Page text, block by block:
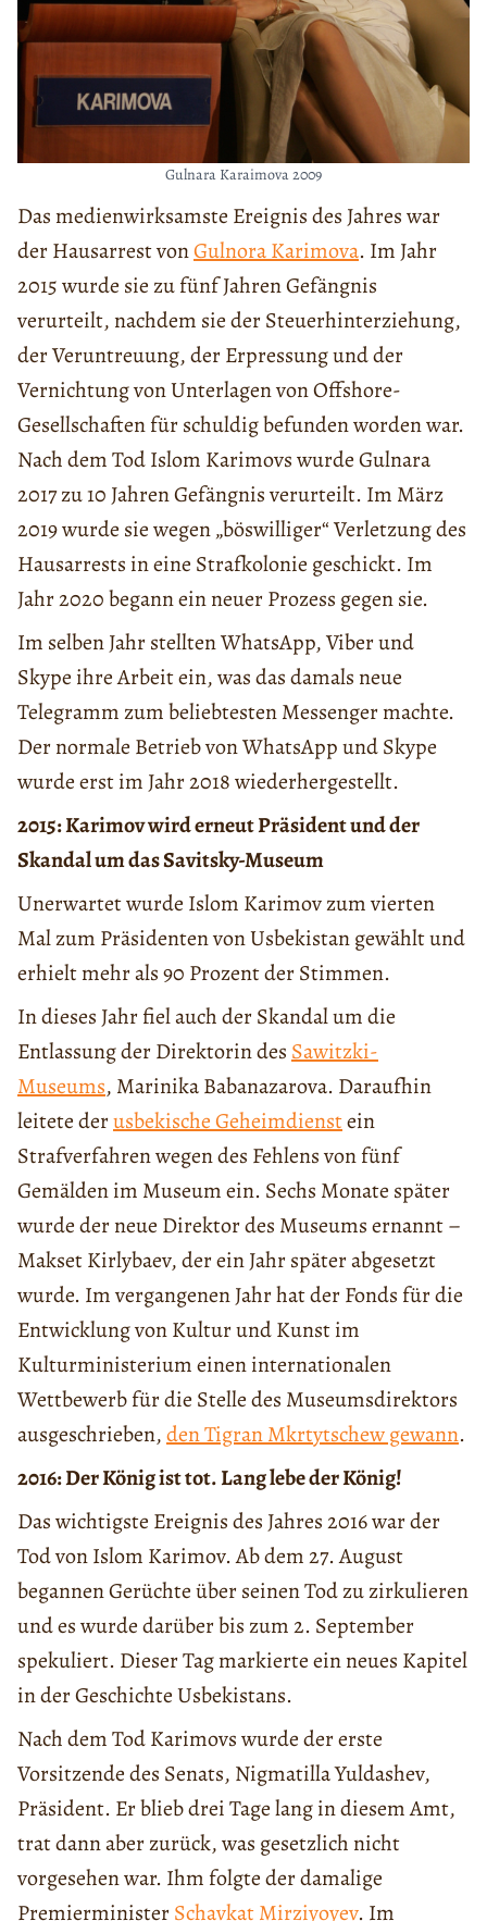
Gulnara Karaimova 2009
Das medienwirksamste Ereignis des Jahres war
der Hausarrest vonGulnora Karimova. Im Jahr
2015 wurde sie zu fünf Jahren Gefängnis
verurteilt, nachdem sie der Steuerhinterziehung,
der Veruntreuung, der Erpressung und der
Vernichtung von Unterlagen von Offshore-
Gesellschaften für schuldig befunden worden war.
Nach dem Tod Islom Karimovs wurde Gulnara
2017 zu 10 Jahren Gefängnis verurteilt. Im März
2019 wurde sie wegen „böswilliger“ Verletzung des
Hausarrests in eine Strafkolonie geschickt. Im
Jahr 2020 begann ein neuer Prozess gegen sie.
Im selben Jahr stellten WhatsApp, Viber und
Skype ihre Arbeit ein, was das damals neue
Telegramm zum beliebtesten Messenger machte.
Der normale Betrieb von WhatsApp und Skype
wurde erst im Jahr 2018 wiederhergestellt.
2015: Karimov wird erneut Präsident und der
Skandal um das Savitsky-Museum
Unerwartet wurde Islom Karimov zum vierten
Mal zum Präsidenten von Usbekistan gewählt und
erhielt mehr als 90 Prozent der Stimmen.
In dieses Jahr fiel auch der Skandal um die
Entlassung der Direktorin des Sawitzki-
Museums, Marinika Babanazarova. Daraufhin
leitete derusbekische Geheimdienstein
Strafverfahren wegen des Fehlens von fünf
Gemälden im Museum ein. Sechs Monate später
wurde der neue Direktor des Museums ernannt –
Makset Kirlybaev, der ein Jahr später abgesetzt
wurde. Im vergangenen Jahr hat der Fonds für die
Entwicklung von Kultur und Kunst im
Kulturministerium einen internationalen
Wettbewerb für die Stelle des Museumsdirektors
ausgeschrieben,den Tigran Mkrtytschew gewann.
2016: Der König ist tot. Lang lebe der König!
Das wichtigste Ereignis des Jahres 2016 war der
Tod von Islom Karimov. Ab dem 27. August
begannen Gerüchte über seinen Tod zu zirkulieren
und es wurde darüber bis zum 2. September
spekuliert. Dieser Tag markierte ein neues Kapitel
in der Geschichte Usbekistans.
Nach dem Tod Karimovs wurde der erste
Vorsitzende des Senats, Nigmatilla Yuldashev,
Präsident. Er blieb drei Tage lang in diesem Amt,
trat dann aber zurück, was gesetzlich nicht
vorgesehen war. Ihm folgte der damalige
PremierministerSchavkat Mirziyoyev. Im